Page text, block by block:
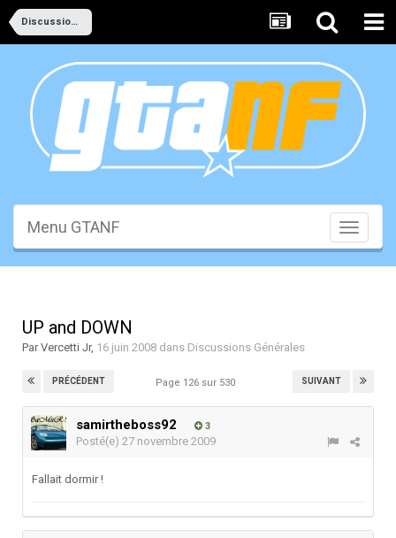
Discussions Générales
Toggle
Menu GTANF
UP and DOWN
ParVercetti Jr, 16 juin 2008 dans Discussions Générales
PRÉCÉDENT SUIVANT
Page 126 sur 530
samirtheboss92 3
Posté(e) 27 novembre 2009
Fallait dormir !